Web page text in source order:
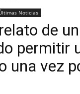
Noticias
de
permitir
una vez